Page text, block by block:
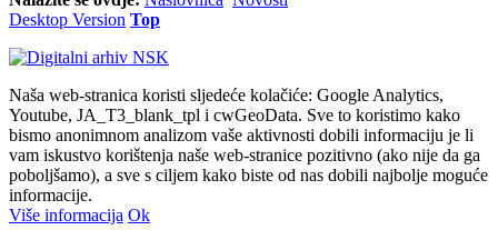
Desktop Version Top
Naša web-stranica koristi sljedeće kolačiće: Google Analytics,
Youtube, JA_T3_blank_tpl i cwGeoData. Sve to koristimo kako
bismo anonimnom analizom vaše aktivnosti dobili informaciju je li
vam iskustvo korištenja naše web-stranice pozitivno (ako nije da ga
poboljšamo), a sve s ciljem kako biste od nas dobili najbolje moguće
informacije.
Više informacija Ok